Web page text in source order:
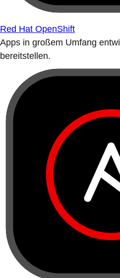
Red Hat OpenShift
Apps in großem Umfang
bereitstellen.